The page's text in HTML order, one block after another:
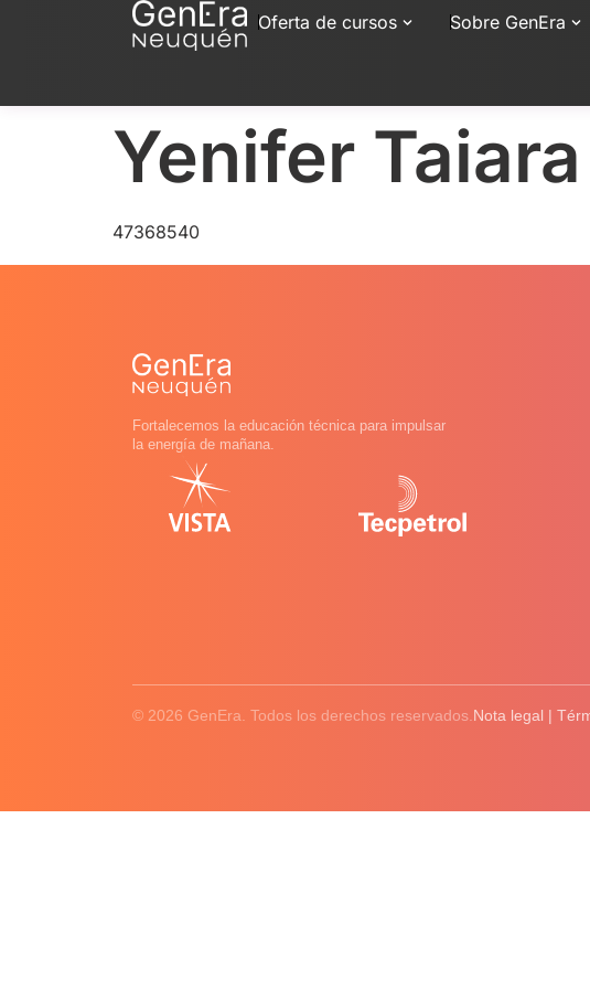
Oferta de cursos Sobre GenEra
Yenifer
47368540
Fortalecemos la educación técnica para impulsar
la energía de mañana.
© 2026 GenEra. Todos los derechos reservados. Nota legal |